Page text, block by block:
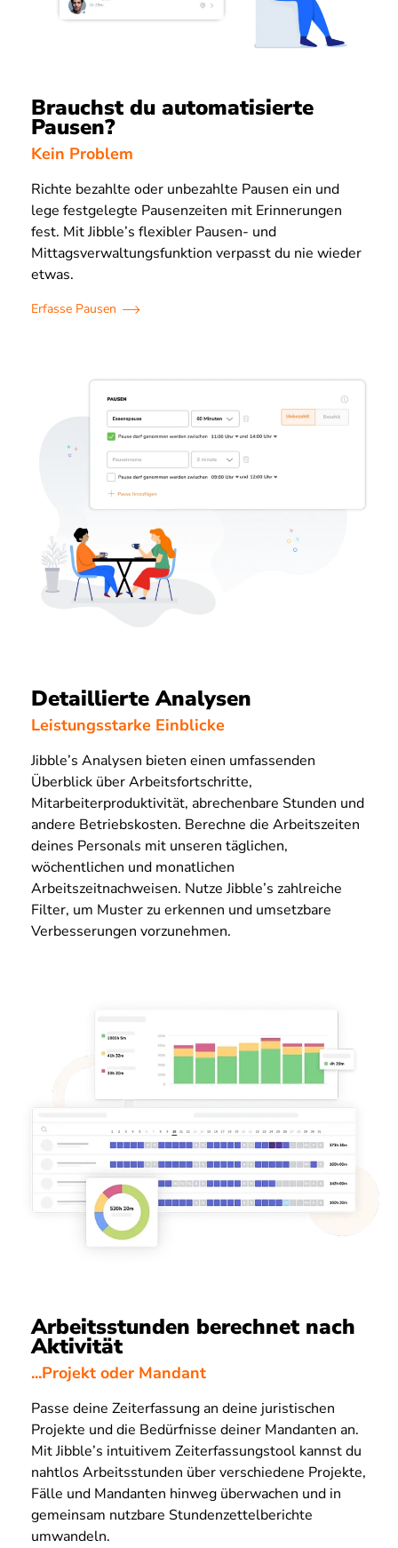
Brauchst du automatisierte
Pausen?
Kein Problem
Richte bezahlte oder unbezahlte Pausen ein und
lege festgelegte Pausenzeiten mit Erinnerungen
fest. Mit Jibble’s flexibler Pausen- und
Mittagsverwaltungsfunktion verpasst du nie wieder
etwas.
Erfasse Pausen
Detaillierte Analysen
Leistungsstarke Einblicke
Jibble’s Analysen bieten einen umfassenden
Überblick über Arbeitsfortschritte,
Mitarbeiterproduktivität, abrechenbare Stunden und
andere Betriebskosten. Berechne die Arbeitszeiten
deines Personals mit unseren täglichen,
wöchentlichen und monatlichen
Arbeitszeitnachweisen. Nutze Jibble’s zahlreiche
Filter, um Muster zu erkennen und umsetzbare
Verbesserungen vorzunehmen.
Arbeitsstunden berechnet nach
Aktivität
...Projekt oder Mandant
Passe deine Zeiterfassung an deine juristischen
Projekte und die Bedürfnisse deiner Mandanten an.
Mit Jibble’s intuitivem Zeiterfassungstool kannst du
nahtlos Arbeitsstunden über verschiedene Projekte,
Fälle und Mandanten hinweg überwachen und in
gemeinsam nutzbare Stundenzettelberichte
umwandeln.